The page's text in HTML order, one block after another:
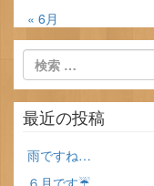
« 6月
最近の投稿
雨ですね…
６月です☔